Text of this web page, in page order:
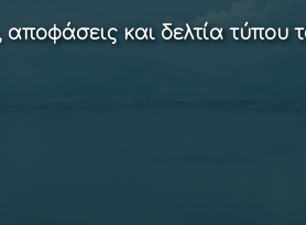
και δελτία τύπου